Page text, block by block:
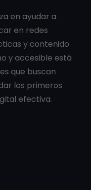
en ayudar a
en redes
y contenido
y accesible está
que buscan
los primeros
efectiva.